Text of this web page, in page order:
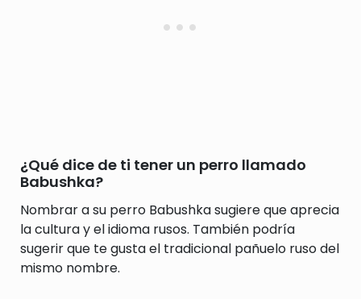
¿Qué dice de ti tener un perro llamado
Babushka?
Nombrar a su perro Babushka sugiere que aprecia
la cultura y el idioma rusos. También podría
sugerir que te gusta el tradicional pañuelo ruso del
mismo nombre.